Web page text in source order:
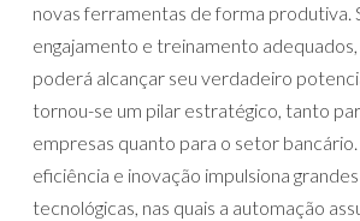
novas ferramentas de forma produtiva.
engajamento e treinamento
poderá alcançar seu verdadeiro
tornou-se um pilar estratégico, tanto
empresas quanto para o setor
eficiência e inovação impulsiona
tecnológicas, nas quais a automação